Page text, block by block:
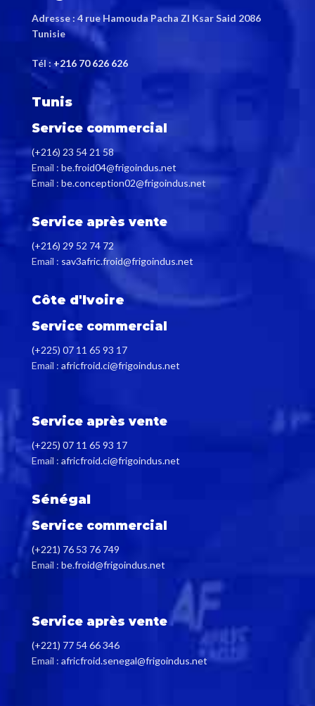
Adresse : 4 rue Hamouda Pacha ZI Ksar Said 2086
Tunisie
Tél :+216 70 626 626
Tunis
Service commercial
(+216) 23 54 21 58
Email : be.froid04@frigoindus.net
Email : be.conception02@frigoindus.net
Service après vente
(+216) 29 52 74 72
Email : sav3afric.froid@frigoindus.net
Côte d'Ivoire
Service commercial
(+225) 07 11 65 93 17
Email : africfroid.ci@frigoindus.net
Service après vente
(+225) 07 11 65 93 17
Email : africfroid.ci@frigoindus.net
Sénégal
Service commercial
(+221) 76 53 76 749
Email : be.froid@frigoindus.net
Service après vente
(+221) 77 54 66 346
Email : africfroid.senegal@frigoindus.net